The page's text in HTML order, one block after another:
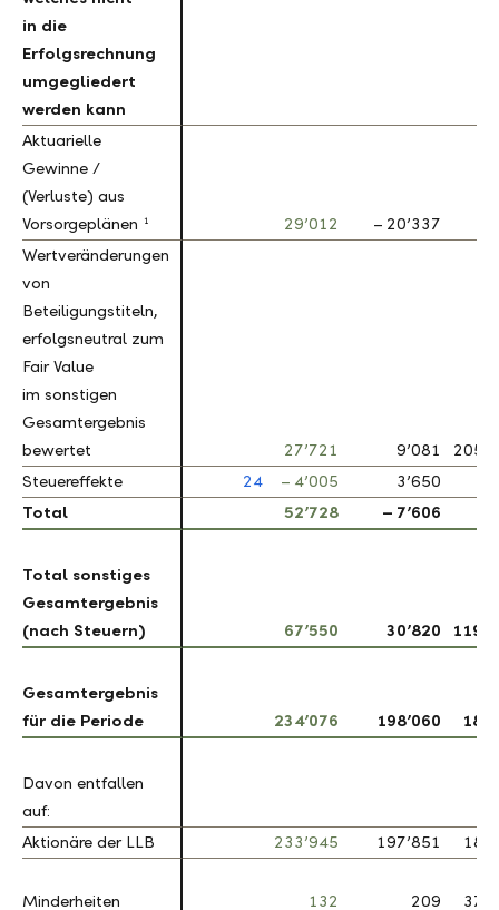
in die
Erfolgsrechnung
umgegliedert
werden kann
Aktuarielle
Gewinne /
(Verluste) aus
Vorsorgeplänen 1 29’012
– 20’337
Wertveränderungen
von
Beteiligungstiteln,
erfolgsneutral zum
Fair Value
im sonstigen
Gesamtergebnis
bewertet
27’721 9’081
205.2
Steuereffekte
24 – 4’005
3’650
Total
52’728 – 7’606
Total sonstiges
Gesamtergebnis
(nach Steuern)
67’550 30’820 119.2
Gesamtergebnis
für die Periode
234’076 198’060 18.2
Davon entfallen
auf:
Aktionäre der LLB
233’945 197’851 18.2
Minderheiten 132 209
37.0
in die
Erfolgsrechnung
umgegliedert
werden kann
Aktuarielle
Gewinne /
(Verluste) aus
Vorsorgeplänen 1
Wertveränderungen
von
Beteiligungstiteln,
erfolgsneutral zum
Fair Value
im sonstigen
Gesamtergebnis
bewertet
Steuereffekte
Total
Total sonstiges
Gesamtergebnis
(nach Steuern)
Gesamtergebnis
für die Periode
Davon entfallen
auf:
Aktionäre der LLB
Minderheiten